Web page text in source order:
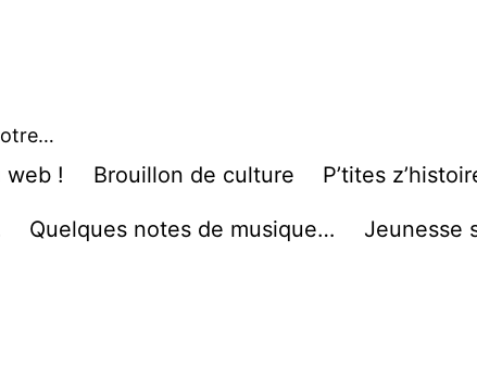
web ! Brouillon de culture P’tites
Quelques notes de musique… Jeunesse